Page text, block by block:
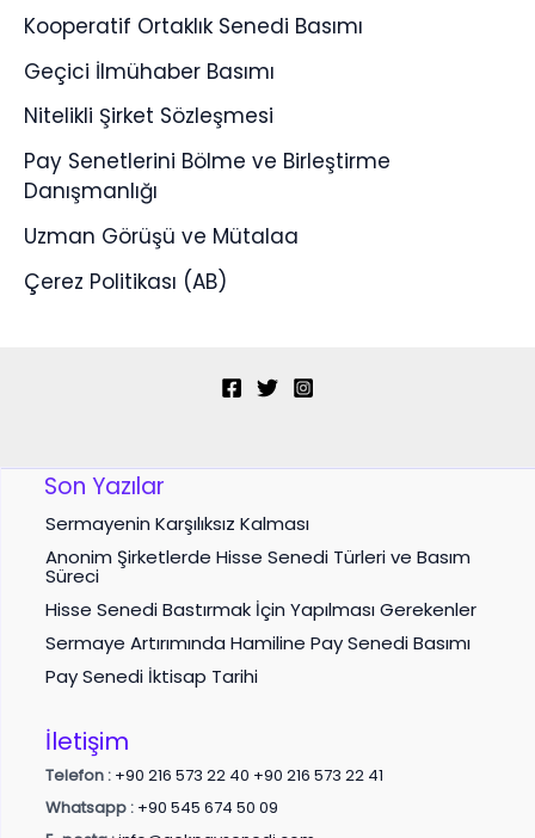
Kooperatif Ortaklık Senedi Basımı
Geçici İlmühaber Basımı
Nitelikli Şirket Sözleşmesi
Pay Senetlerini Bölme ve Birleştirme
Danışmanlığı
Uzman Görüşü ve Mütalaa
Çerez Politikası (AB)
Son Yazılar
Sermayenin Karşılıksız Kalması
Anonim Şirketlerde Hisse Senedi Türleri ve Basım
Süreci
Hisse Senedi Bastırmak İçin Yapılması Gerekenler
Sermaye Artırımında Hamiline Pay Senedi Basımı
Pay Senedi İktisap Tarihi
İletişim
Telefon : +90 216 573 22 40 +90 216 573 22 41
Whatsapp : +90 545 674 50 09